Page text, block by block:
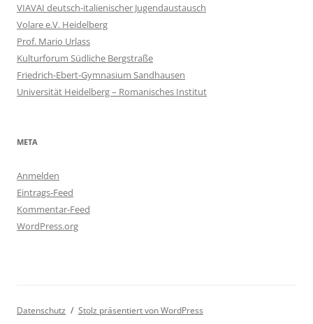
VIAVAI deutsch-italienischer Jugendaustausch
Volare e.V. Heidelberg
Prof. Mario Urlass
Kulturforum Südliche Bergstraße
Friedrich-Ebert-Gymnasium Sandhausen
Universität Heidelberg – Romanisches Institut
META
Anmelden
Eintrags-Feed
Kommentar-Feed
WordPress.org
Datenschutz Stolz präsentiert von WordPress